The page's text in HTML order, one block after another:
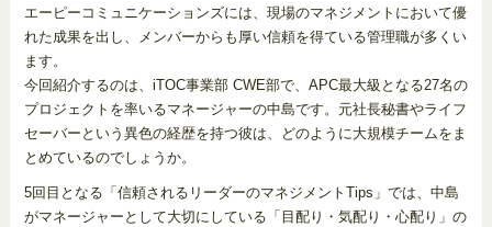
エーピーコミュニケーションズには、現場のマネジメントにおいて優
れた成果を出し、メンバーからも厚い信頼を得ている管理職が多くい
ます。
今回紹介するのは、iTOC事業部 CWE部で、APC最大級となる27名の
プロジェクトを率いるマネージャーの中島です。元社長秘書やライフ
セーバーという異色の経歴を持つ彼は、どのように大規模チームをま
とめているのでしょうか。
5回目となる「信頼されるリーダーのマネジメントTips」では、中島
がマネージャーとして大切にしている「目配り・気配り・心配り」の